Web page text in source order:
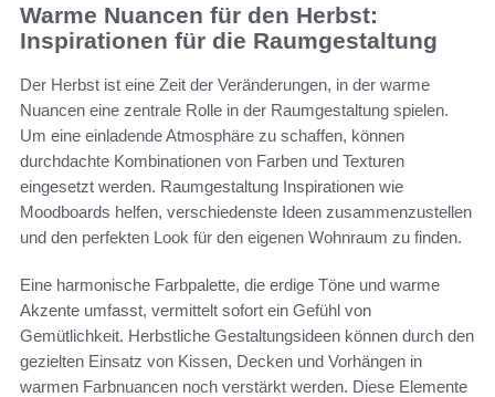
Warme Nuancen für den Herbst:
Inspirationen für die Raumgestaltung
Der Herbst ist eine Zeit der Veränderungen, in der warme
Nuancen eine zentrale Rolle in der Raumgestaltung spielen.
Um eine einladende Atmosphäre zu schaffen, können
durchdachte Kombinationen von Farben und Texturen
eingesetzt werden. Raumgestaltung Inspirationen wie
Moodboards helfen, verschiedenste Ideen zusammenzustellen
und den perfekten Look für den eigenen Wohnraum zu finden.
Eine harmonische Farbpalette, die erdige Töne und warme
Akzente umfasst, vermittelt sofort ein Gefühl von
Gemütlichkeit. Herbstliche Gestaltungsideen können durch den
gezielten Einsatz von Kissen, Decken und Vorhängen in
warmen Farbnuancen noch verstärkt werden. Diese Elemente